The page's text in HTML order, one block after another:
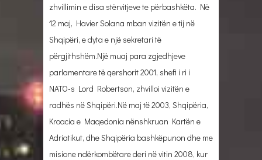
zhvillimin e disa stërvitjeve te përbashkëta. Në
12 maj, Havier Solana mban vizitën e tij në
Shqipëri, e dyta e një sekretari të
përgjithshëm.Një muaj para zgjedhjeve
parlamentare të qershorit 2001, shefi i ri i
NATO-s Lord Robertson, zhvilloi vizitën e
radhës në Shqipëri.Në maj të 2003, Shqipëria,
Kroacia e Maqedonia nënshkruan Kartën e
Adriatikut, dhe Shqipëria bashkëpunon dhe me
misione ndërkombëtare deri në vitin 2008, kur